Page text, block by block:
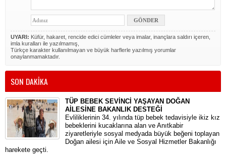
UYARI: Küfür, hakaret, rencide edici cümleler veya imalar, inançlara saldırı içeren,
imla kuralları ile yazılmamış,
Türkçe karakter kullanılmayan ve büyük harflerle yazılmış yorumlar
onaylanmamaktadır.
SON DAKİKA
TÜP BEBEK SEVİNCİ YAŞAYAN DOĞAN
AİLESİNE BAKANLIK DESTEĞİ
​Evliliklerinin 34. yılında tüp bebek tedavisiyle ikiz kız
bebeklerini kucaklarına alan ve Anıtkabir
ziyaretleriyle sosyal medyada büyük beğeni toplayan
Doğan ailesi için Aile ve Sosyal Hizmetler Bakanlığı
harekete geçti.